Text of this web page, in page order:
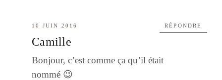
10 JUIN 2016
Camille
Bonjour, c’est comme ça qu’il était
nommé 😉
RÉPONDRE